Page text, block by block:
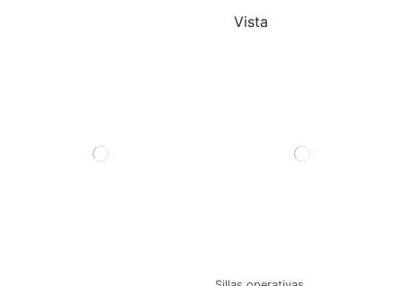
Vista